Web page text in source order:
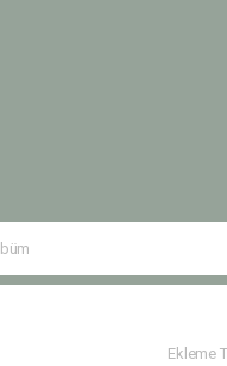
Ekleme